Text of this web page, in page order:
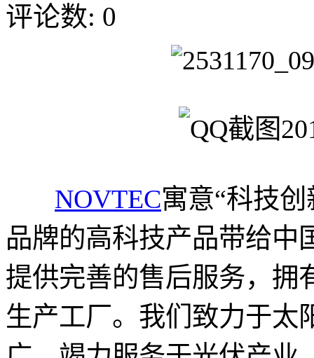
评论数: 0
NOVTEC寓意“科技
品牌的高科技产品带给中
提供完善的售后服务，拥
生产工厂。我们致力于太